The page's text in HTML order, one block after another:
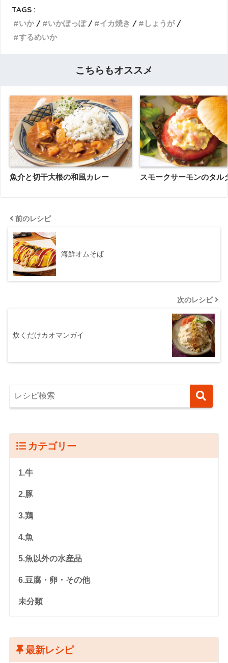
TAGS :
いか
いかぽっぽ イカ焼き
しょうが
するめいか
こちらもオススメ
魚介と切干大根の和風カレー スモークサーモンのタル
前のレシピ
海鮮オムそば
次のレシピ
炊くだけカオマンガイ
カテゴリー
1.牛
2.豚
3.鶏
4.魚
5.魚以外の水産品
6.豆腐・卵・その他
未分類
最新レシピ